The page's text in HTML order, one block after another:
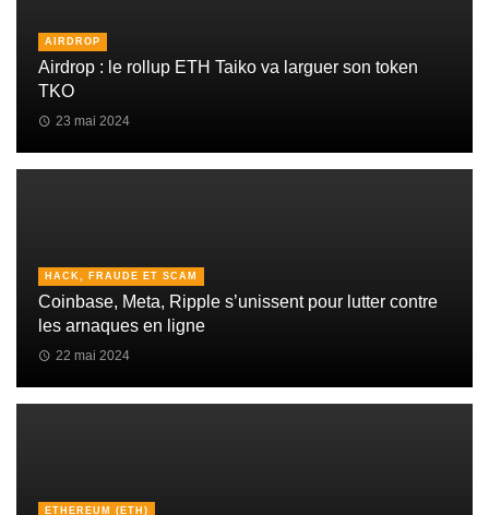
AIRDROP
Airdrop : le rollup ETH Taiko va larguer son token
TKO
23 mai 2024
HACK, FRAUDE ET SCAM
Coinbase, Meta, Ripple s’unissent pour lutter contre
les arnaques en ligne
22 mai 2024
ETHEREUM (ETH)